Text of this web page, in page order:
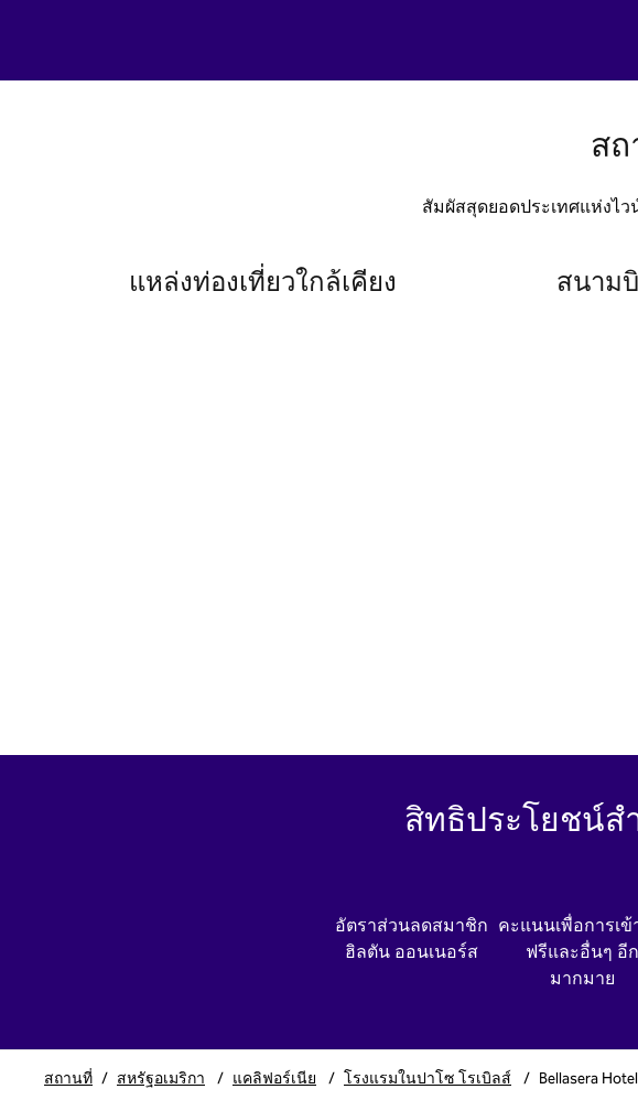
ส
สัมผัสสุดยอดประเทศแห่งไว
แหล่งท่องเที่ยวใกล้เคียง สนาม
สิทธิประโยชน์ส
อัตราส่วนลดสมาชิก
ฮิลตัน ออนเนอร์ส
คะแนนเพื่อการเข้
ฟรีและอื่นๆ อีก
มากมาย
สถานที่ / สหรัฐอเมริกา / แคลิฟอร์เนีย / โรงแรมในปาโซ โรเบิลส์ / Bellasera